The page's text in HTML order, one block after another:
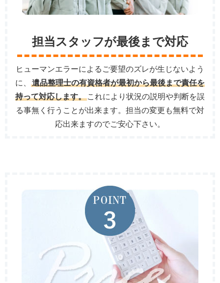
担当スタッフが最後まで対応
ヒューマンエラーによるご要望のズレが生じないよう
に、遺品整理士の有資格者が最初から最後まで責任を
持って対応します。 これにより状況の説明や判断を誤
る事無く行うことが出来ます。担当の変更も無料で対
応出来ますのでご安心下さい。